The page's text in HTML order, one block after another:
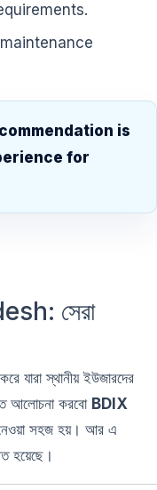
is
for
সেরা
যারা স্থানীয় ইউজারদের
আলোচনা করবো BDIX
নেওয়া সহজ হয়। আর এ
হয়েছে।